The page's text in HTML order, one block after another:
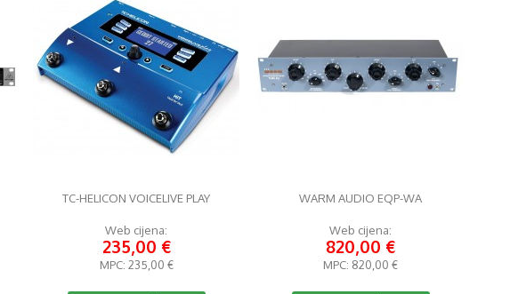
TC-HELICON VOICELIVE PLAY
Web cijena:
235,00 €
MPC: 235,00 €
WARM AUDIO EQP-WA
Web cijena:
820,00 €
MPC: 820,00 €